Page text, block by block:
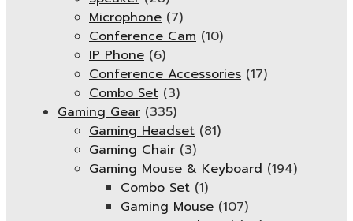
Microphone (7)
Conference Cam (10)
IP Phone (6)
Conference Accessories (17)
Combo Set (3)
Gaming Gear (335)
Gaming Headset (81)
Gaming Chair (3)
Gaming Mouse & Keyboard (194)
Combo Set (1)
Gaming Mouse (107)